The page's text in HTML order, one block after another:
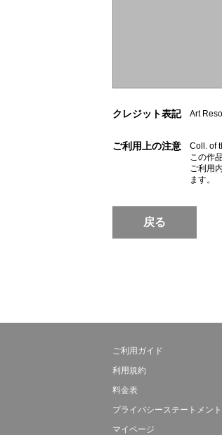
クレジット表記 Art
ご利用上の注意
Coll. of
この作
ご利用
ます。
戻る
ご利用ガイド
利用規約
料金表
プライバシーステートメント
マイページ